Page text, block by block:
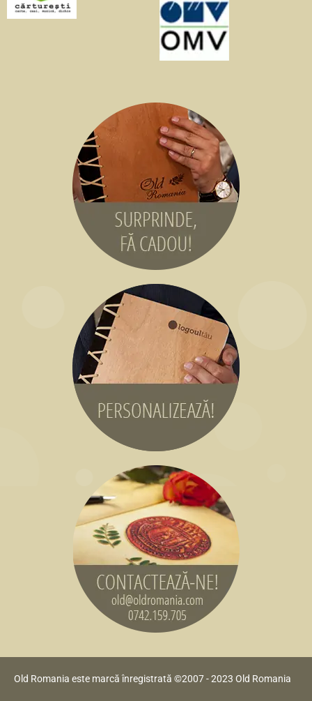
Old Romania este marcă înregistrată ©2007 - 2023 Old Romania